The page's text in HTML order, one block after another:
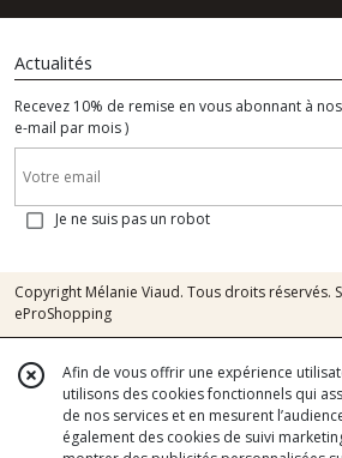
Actualités
Recevez 10% de remise en vous abonnant à
e-mail par mois )
Je ne suis pas un robot
Copyright Mélanie Viaud. Tous droits réservés.
eProShopping
Afin de vous offrir une expérience
utilisons des cookies fonctionnels qui
de nos services et en mesurent
également des cookies de suivi